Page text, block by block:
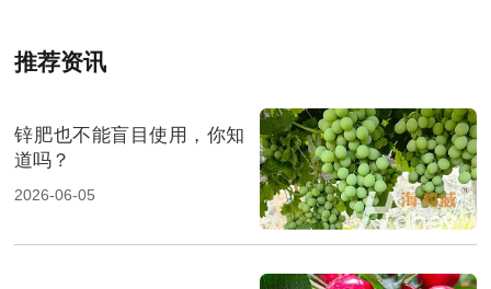
推荐资讯
锌肥也不能盲目使用，你知
道吗？
2026-06-05